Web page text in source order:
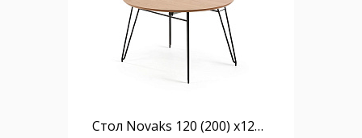
Стол Novaks 120 (200) х120 черный, шпон дерева